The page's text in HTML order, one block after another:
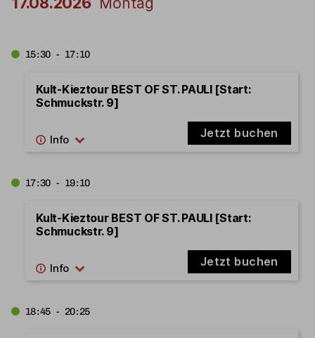
15:30 - 17:10
Kult-Kieztour BEST OF ST. PAULI [Start:
Schmuckstr. 9]
Jetzt buchen
17:30 - 19:10
Kult-Kieztour BEST OF ST. PAULI [Start:
Schmuckstr. 9]
Jetzt buchen
18:45 - 20:25